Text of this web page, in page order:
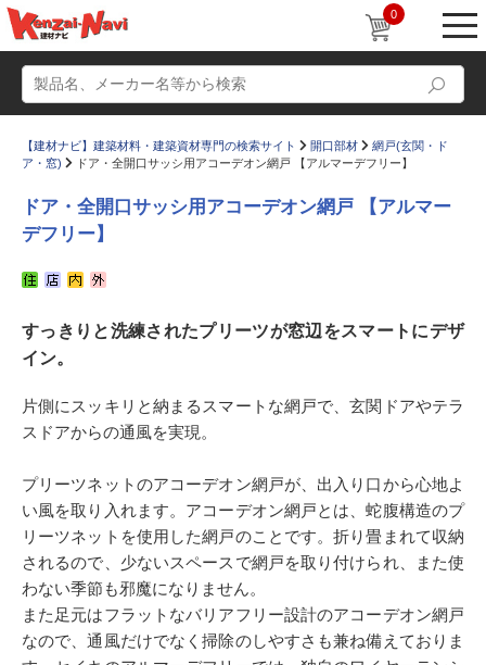
0
動画
すまいリング
お気に入り
【建材ナビ】建築材料・建築資材専門の検索サイト 開口部材
網戸(玄関・ド
ア・窓)
ドア・全開口サッシ用アコーデオン網戸 【アルマーデフリー】
ドア・全開口サッシ用アコーデオン網戸 【アルマー
デフリー】
すっきりと洗練されたプリーツが窓辺をスマートにデザ
イン。
片側にスッキリと納まるスマートな網戸で、玄関ドアやテラ
スドアからの通風を実現。
プリーツネットのアコーデオン網戸が、出入り口から心地よ
い風を取り入れます。アコーデオン網戸とは、蛇腹構造のプ
リーツネットを使用した網戸のことです。折り畳まれて収納
されるので、少ないスペースで網戸を取り付けられ、また使
わない季節も邪魔になりません。
また足元はフラットなバリアフリー設計のアコーデオン網戸
なので、通風だけでなく掃除のしやすさも兼ね備えておりま